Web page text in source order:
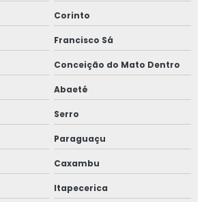
da segurança de alimentos e
aplicado à indústria
do plano de HACCP APPCC
fraud e food defense
de equipe esa
Corinto
Francisco Sá
Conceição do Mato Dentro
Abaeté
Serro
Paraguaçu
Caxambu
Itapecerica